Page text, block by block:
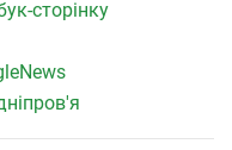
сторінку